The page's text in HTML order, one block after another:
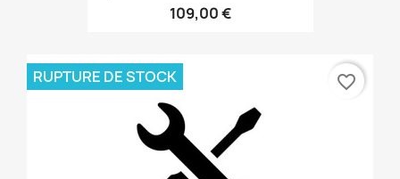
109,00 €
RUPTURE DE STOCK favorite_border